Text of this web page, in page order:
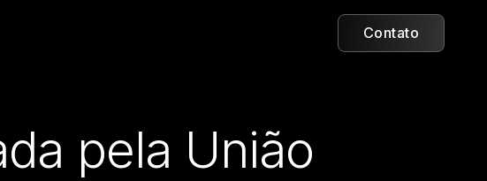
Contato
pela União